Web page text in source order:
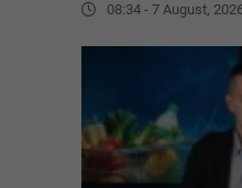
08:34 - 7 August,